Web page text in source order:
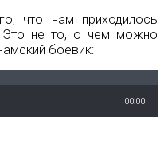
что нам приходилось
Это не то, о чем можно
боевик:
00:00